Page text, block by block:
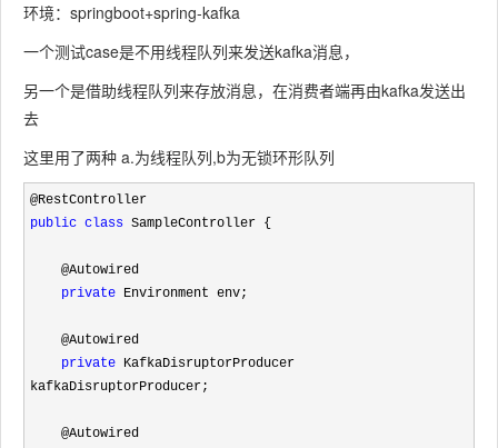
环境：springboot+spring-kafka
一个测试case是不用线程队列来发送kafka消息，
另一个是借助线程队列来存放消息，在消费者端再由kafka发送出
去
这里用了两种 a.为线程队列,b为无锁环形队列
public class SampleController {
private Environment env;
private KafkaDisruptorProducer
kafkaDisruptorProducer;